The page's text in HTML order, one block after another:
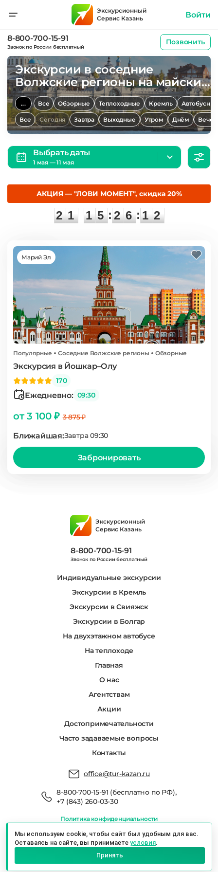
Мы используем cookie, чтобы сайт был удобным для вас.
Оставаясь на сайте, вы принимаете условия.
Принять
8-800-700-15-91
Звонок по России бесплатный
Позвонить
Экскурсионный
Сервис Казань
Войти
Экскурсии в соседние
Волжские регионы на майские
праздники
... Все Обзорные Теплоходные Кремль
Все Сегодня Завтра Выходные Утром Днём
Выбрать даты
1 мая — 11 мая
АКЦИЯ — "ЛОВИ МОМЕНТ", скидка 20%
2
2
1
1
1
1
5
5 :
2
2
6
6 :
1
1
2
2
Марий Эл
Популярные Соседние Волжские регионы Обзорные
Экскурсия в Йошкар–Олу
170
Ежедневно: 09:30
от 3 100 ₽3 875 ₽
Ближайшая:Завтра 09:30
Забронировать
Экскурсионный
Сервис Казань
8-800-700-15-91
Звонок по России бесплатный
Индивидуальные экскурсии
Экскурсии в Кремль
Экскурсии в Свияжск
Экскурсии в Болгар
На двухэтажном автобусе
На теплоходе
Главная
О нас
Агентствам
Акции
Достопримечательности
Часто задаваемые вопросы
Контакты
office@tur-kazan.ru
8-800-700-15-91 (бесплатно по РФ),
+7 (843) 260-03-30
Политика конфиденциальности
Мы в реестре туроператоров РТО 022666
Экскурсионный Сервис Казань © 2026 г.
Казань, ул. Баумана, 19